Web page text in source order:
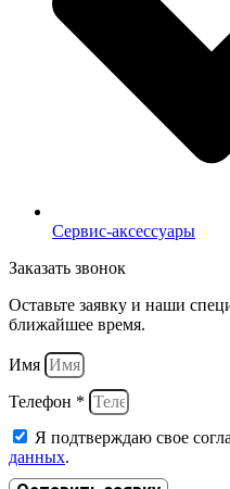
Сервис-аксессуары
Заказать звонок
Оставьте заявку и наши
ближайшее время.
Имя
Телефон *
Я подтверждаю свое
данных.